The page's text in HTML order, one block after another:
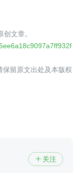
文章。
保留原文出处及本版权
 关注